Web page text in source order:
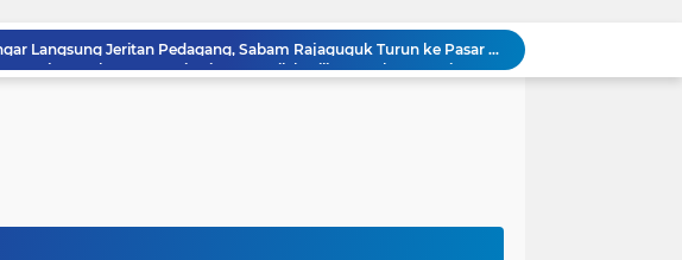
Sabam Rajaguguk Serap Aspirasi Warga Bilah Hilir, Tegaskan Komitmen Kawal Program Prabowo untuk Kesejahteraan Rakyat
‎Wakil Bupati Audiensi dengan Wamenaker RI, Dorong Penguatan SDM dan Perlindungan Pekerja di Tanjung Jabung Barat ‎ ‎